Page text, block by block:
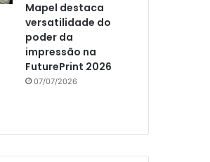
Mapel destaca
versatilidade do
poder da
impressão na
FuturePrint 2026
07/07/2026